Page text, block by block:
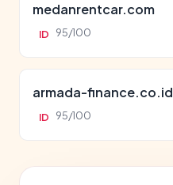
medanrentcar.com
ID 95/100
armada-finance.co.id
ID 95/100